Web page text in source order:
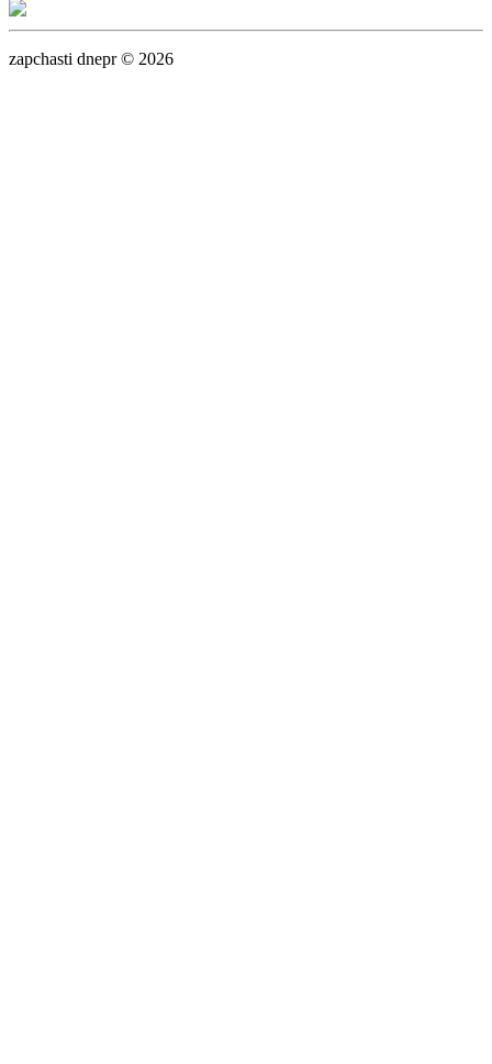
zapchasti dnepr © 2026